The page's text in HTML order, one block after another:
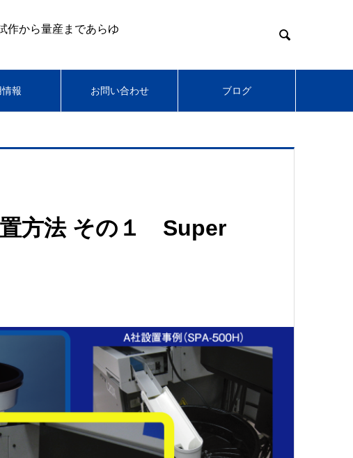
作から量産まであらゆ

報 お問い合わせ ブログ
置方法 その１ Super